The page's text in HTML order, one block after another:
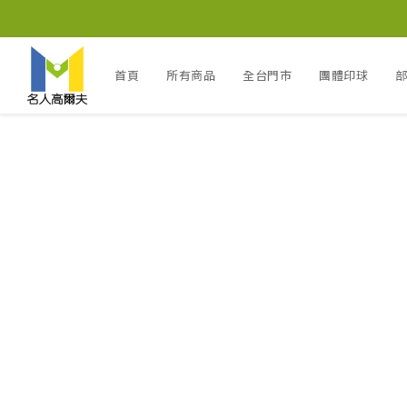
首頁 所有商品 全台門市 團體印球